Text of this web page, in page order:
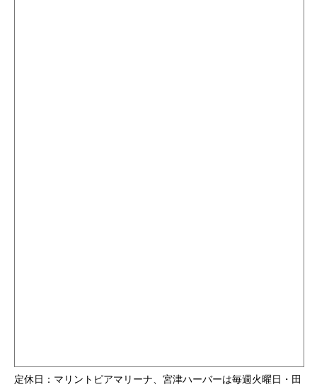
定休日：マリントピアマリーナ、宮津ハーバーは毎週火曜日・田